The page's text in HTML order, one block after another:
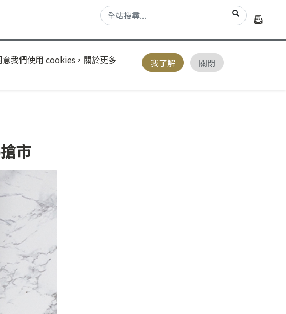
我們使用 cookies，關於更多
我了解 關閉
市